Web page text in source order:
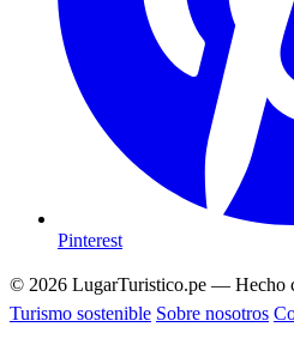
Pinterest
© 2026 LugarTuristico.pe —
Turismo sostenible Sobre nosotros